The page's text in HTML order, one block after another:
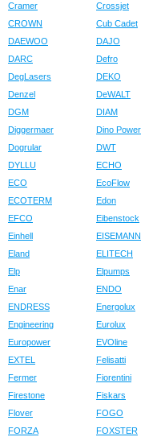
Cramer
Crossjet
CROWN
Cub Cadet
DAEWOO
DAJO
DARC
Defro
DegLasers
DEKO
Denzel
DeWALT
DGM
DIAM
Diggermaer
Dino Power
Dogrular
DWT
DYLLU
ECHO
ECO
EcoFlow
ECOTERM
Edon
EFCO
Eibenstock
Einhell
EISEMANN
Eland
ELITECH
Elp
Elpumps
Enar
ENDO
ENDRESS
Energolux
Engineering
Eurolux
Europower
EVOline
EXTEL
Felisatti
Fermer
Fiorentini
Firestone
Fiskars
Flover
FOGO
FORZA
FOXSTER